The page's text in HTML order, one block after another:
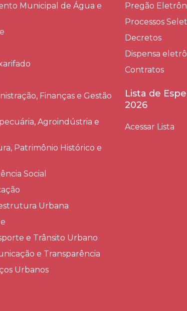
Municipal de Água e
Finanças e Gestão
Agroindústria e
Patrimônio Histórico e
Social
Urbana
e Trânsito Urbano
e Transparência
Urbanos
Pregão
Processos
Decretos
Dispensa
Contratos
Lista de
2026
Acessar Lista